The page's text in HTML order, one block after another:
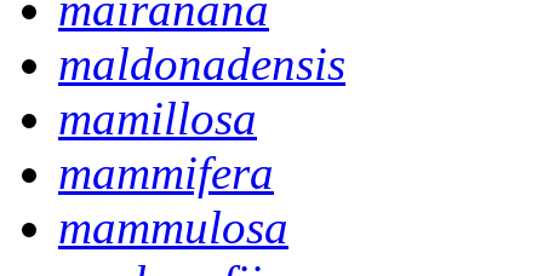
maldonadensis
mamillosa
mammifera
mammulosa